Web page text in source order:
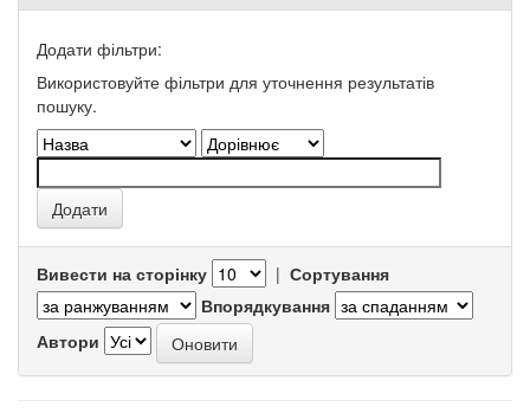
Додати фільтри:
Використовуйте фільтри для уточнення результатів
пошуку.
Вивести на сторінку | Сортування
Впорядкування
Автори